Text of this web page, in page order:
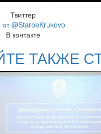
Твиттер
от @StaroeKrukovo
В контакте
ТАКЖЕ